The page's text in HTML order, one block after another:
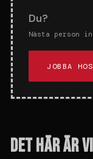
Du?
Nästa person
JOBBA
Det här är vi